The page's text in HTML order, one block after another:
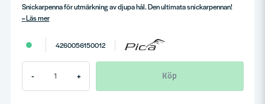
Snickarpenna för utmärkning av djupa hål. Den ultimata snickarpennan!
Läs mer
4260056150012
- + Köp